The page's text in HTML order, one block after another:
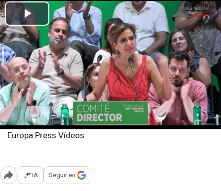
Europa Press Vídeos
Abrir opciones para compartir
IA Seguir en